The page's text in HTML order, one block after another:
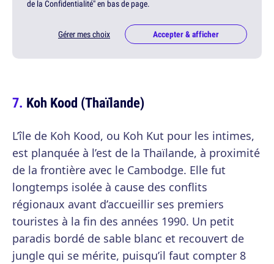
de la Confidentialité" en bas de page.
Gérer mes choix Accepter & afficher
Koh Kood (Thaïlande)
L’île de Koh Kood, ou Koh Kut pour les intimes,
est planquée à l’est de la Thaïlande, à proximité
de la frontière avec le Cambodge. Elle fut
longtemps isolée à cause des conflits
régionaux avant d’accueillir ses premiers
touristes à la fin des années 1990. Un petit
paradis bordé de sable blanc et recouvert de
jungle qui se mérite, puisqu’il faut compter 8